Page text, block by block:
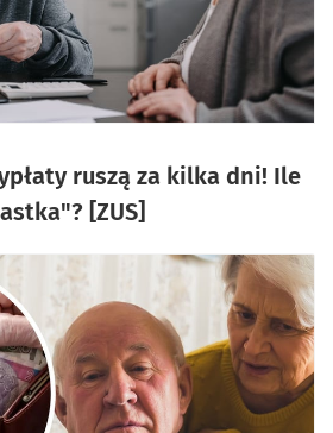
ruszą za kilka dni! Ile
[ZUS]